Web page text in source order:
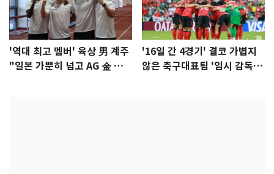
'역대 최고 멤버' 육상 男 계주
"일본 가뿐히 넘고 AG 金 따겠
'16일 간 4경기' 결코 가볍지
않은 축구대표팀 '임시 감독'